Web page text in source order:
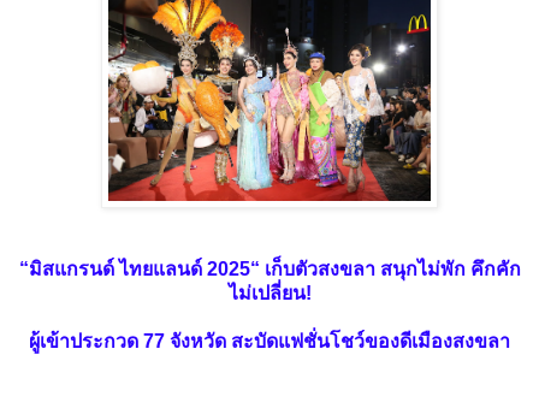
“มิสแกรนด์ ไทยแลนด์ 2025“ เก็บตัวสงขลา สนุกไม่พัก คึกคัก
ไม่เปลี่ยน!
ผู้เข้าประกวด 77 จังหวัด สะบัดแฟชั่นโชว์ของดีเมืองสงขลา